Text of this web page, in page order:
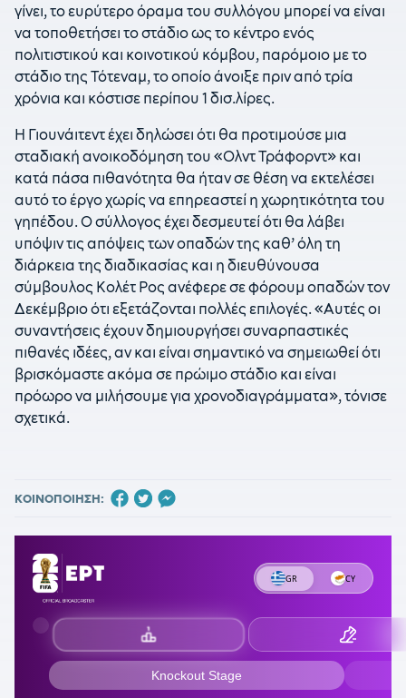
γίνει, το ευρύτερο όραμα του συλλόγου μπορεί να είναι
να τοποθετήσει το στάδιο ως το κέντρο ενός
πολιτιστικού και κοινοτικού κόμβου, παρόμοιο με το
στάδιο της Τότεναμ, το οποίο άνοιξε πριν από τρία
χρόνια και κόστισε περίπου 1 δισ.λίρες.
Η Γιουνάιτεντ έχει δηλώσει ότι θα προτιμούσε μια
σταδιακή ανοικοδόμηση του «Ολντ Τράφορντ» και
κατά πάσα πιθανότητα θα ήταν σε θέση να εκτελέσει
αυτό το έργο χωρίς να επηρεαστεί η χωρητικότητα του
γηπέδου. Ο σύλλογος έχει δεσμευτεί ότι θα λάβει
υπόψιν τις απόψεις των οπαδών της καθ’ όλη τη
διάρκεια της διαδικασίας και η διευθύνουσα
σύμβουλος Κολέτ Ρος ανέφερε σε φόρουμ οπαδών τον
Δεκέμβριο ότι εξετάζονται πολλές επιλογές. «Αυτές οι
συναντήσεις έχουν δημιουργήσει συναρπαστικές
πιθανές ιδέες, αν και είναι σημαντικό να σημειωθεί ότι
βρισκόμαστε ακόμα σε πρώιμο στάδιο και είναι
πρόωρο να μιλήσουμε για χρονοδιαγράμματα», τόνισε
σχετικά.
ΚΟΙΝΟΠΟΙΗΣΗ: